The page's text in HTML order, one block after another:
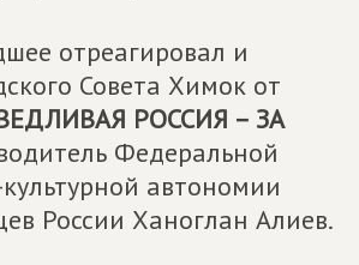
отреагировал и
Совета Химок от
РОССИЯ – ЗА
Федеральной
автономии
России Ханоглан Алиев.